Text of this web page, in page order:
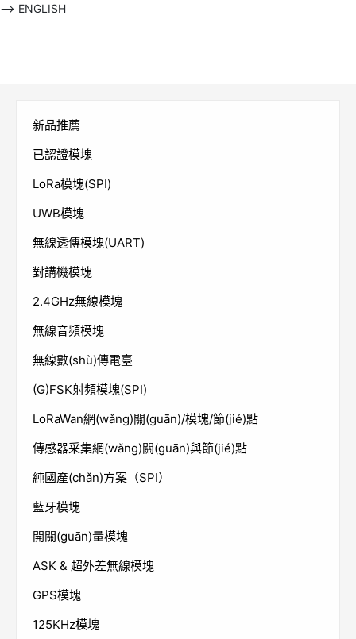
--> ENGLISH
新品推薦
已認證模塊
LoRa模塊(SPI)
UWB模塊
無線透傳模塊(UART)
對講機模塊
2.4GHz無線模塊
無線音頻模塊
無線數(shù)傳電臺
(G)FSK射頻模塊(SPI)
LoRaWan網(wǎng)關(guān)/模塊/節(jié)點
傳感器采集網(wǎng)關(guān)與節(jié)點
純國產(chǎn)方案（SPI）
藍牙模塊
開關(guān)量模塊
ASK & 超外差無線模塊
GPS模塊
125KHz模塊